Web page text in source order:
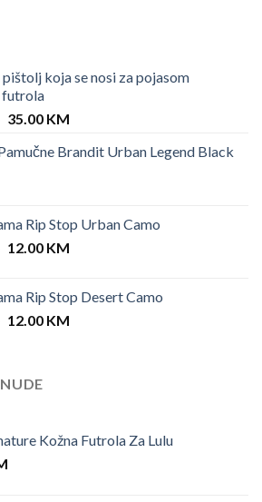
koja se nosi za pojasom
futrola
Original
was:
35.00 KMCurrent
is:
Brandit Urban Legend Black
Rip Stop Urban Camo
Original
25.00 KM.
12.00 KMCurrent
12.00 KM.
Rip Stop Desert Camo
Original
25.00 KM.
12.00 KMCurrent
Kožna Futrola Za Lulu